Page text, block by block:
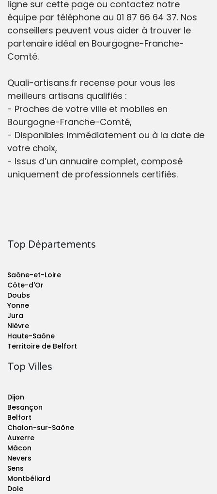
ligne sur cette page ou contactez notre
équipe par téléphone au 01 87 66 64 37. Nos
conseillers peuvent vous aider à trouver le
partenaire idéal en Bourgogne-Franche-
Comté.
Quali-artisans.fr recense pour vous les
meilleurs artisans qualifiés :
- Proches de votre ville et mobiles en
Bourgogne-Franche-Comté,
- Disponibles immédiatement ou à la date de
votre choix,
- Issus d’un annuaire complet, composé
uniquement de professionnels certifiés.
Top Départements
Saône-et-Loire
Côte-d'Or
Doubs
Yonne
Jura
Nièvre
Haute-Saône
Territoire de Belfort
Top Villes
Dijon
Besançon
Belfort
Chalon-sur-Saône
Auxerre
Mâcon
Nevers
Sens
Montbéliard
Dole